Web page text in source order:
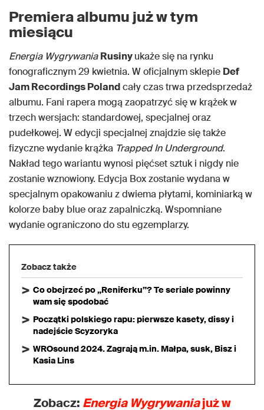
Premiera albumu już w tym
miesiącu
Energia Wygrywania Rusinyukaże się na rynku
fonograficznym 29 kwietnia. W oficjalnym sklepie Def
Jam Recordings Polandcały czas trwa przedsprzedaż
albumu. Fani rapera mogą zaopatrzyć się w krążek w
trzech wersjach: standardowej, specjalnej oraz
pudełkowej. W edycji specjalnej znajdzie się także
fizyczne wydanie krążka Trapped In Underground.
Nakład tego wariantu wynosi pięćset sztuk i nigdy nie
zostanie wznowiony. Edycja Box zostanie wydana w
specjalnym opakowaniu z dwiema płytami, kominiarką w
kolorze baby blue oraz zapalniczką. Wspomniane
wydanie ograniczono do stu egzemplarzy.
Zobacz także
Co obejrzeć po „Reniferku”? Te seriale powinny
wam się spodobać
Początki polskiego rapu: pierwsze kasety, dissy i
nadejście Scyzoryka
WROsound 2024. Zagrają m.in. Małpa, susk, Bisz i
Kasia Lins
Zobacz: Energia Wygrywaniajuż w